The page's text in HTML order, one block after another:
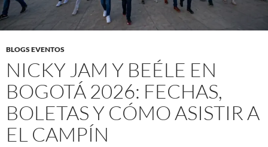
BLOGS EVENTOS
NICKY JAM Y BEÉLE EN
BOGOTÁ 2026: FECHAS,
BOLETAS Y CÓMO ASISTIR A
EL CAMPÍN